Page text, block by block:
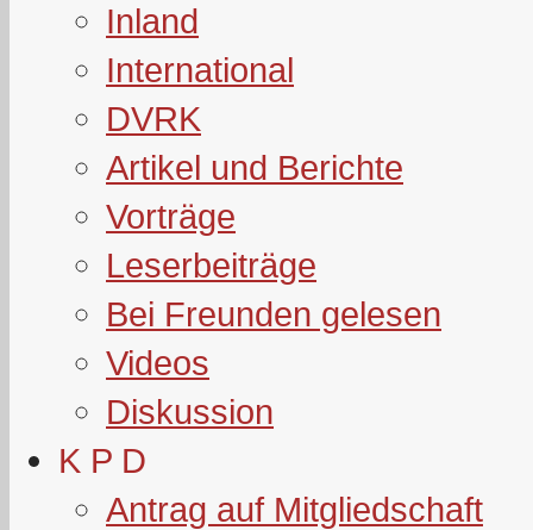
Inland
International
DVRK
Artikel und Berichte
Vorträge
Leserbeiträge
Bei Freunden gelesen
Videos
Diskussion
K P D
Antrag auf Mitgliedschaft